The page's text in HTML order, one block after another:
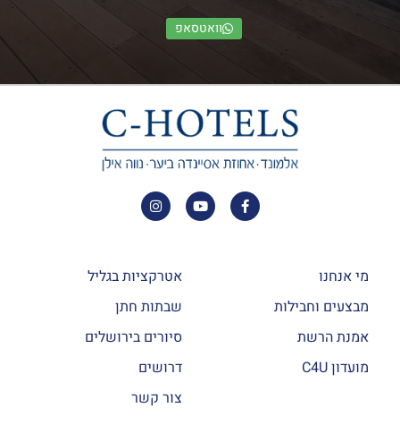
וואטסאפ
מי אנחנו
מבצעים וחבילות
אמנת הרשת
מועדון C4U
אטרקציות בגליל
שבתות חתן
סיורים בירושלים
דרושים
צור קשר